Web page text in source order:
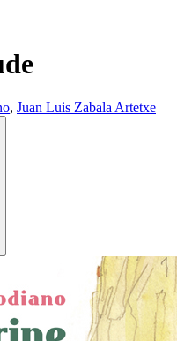
, Juan Luis Zabala Artetxe